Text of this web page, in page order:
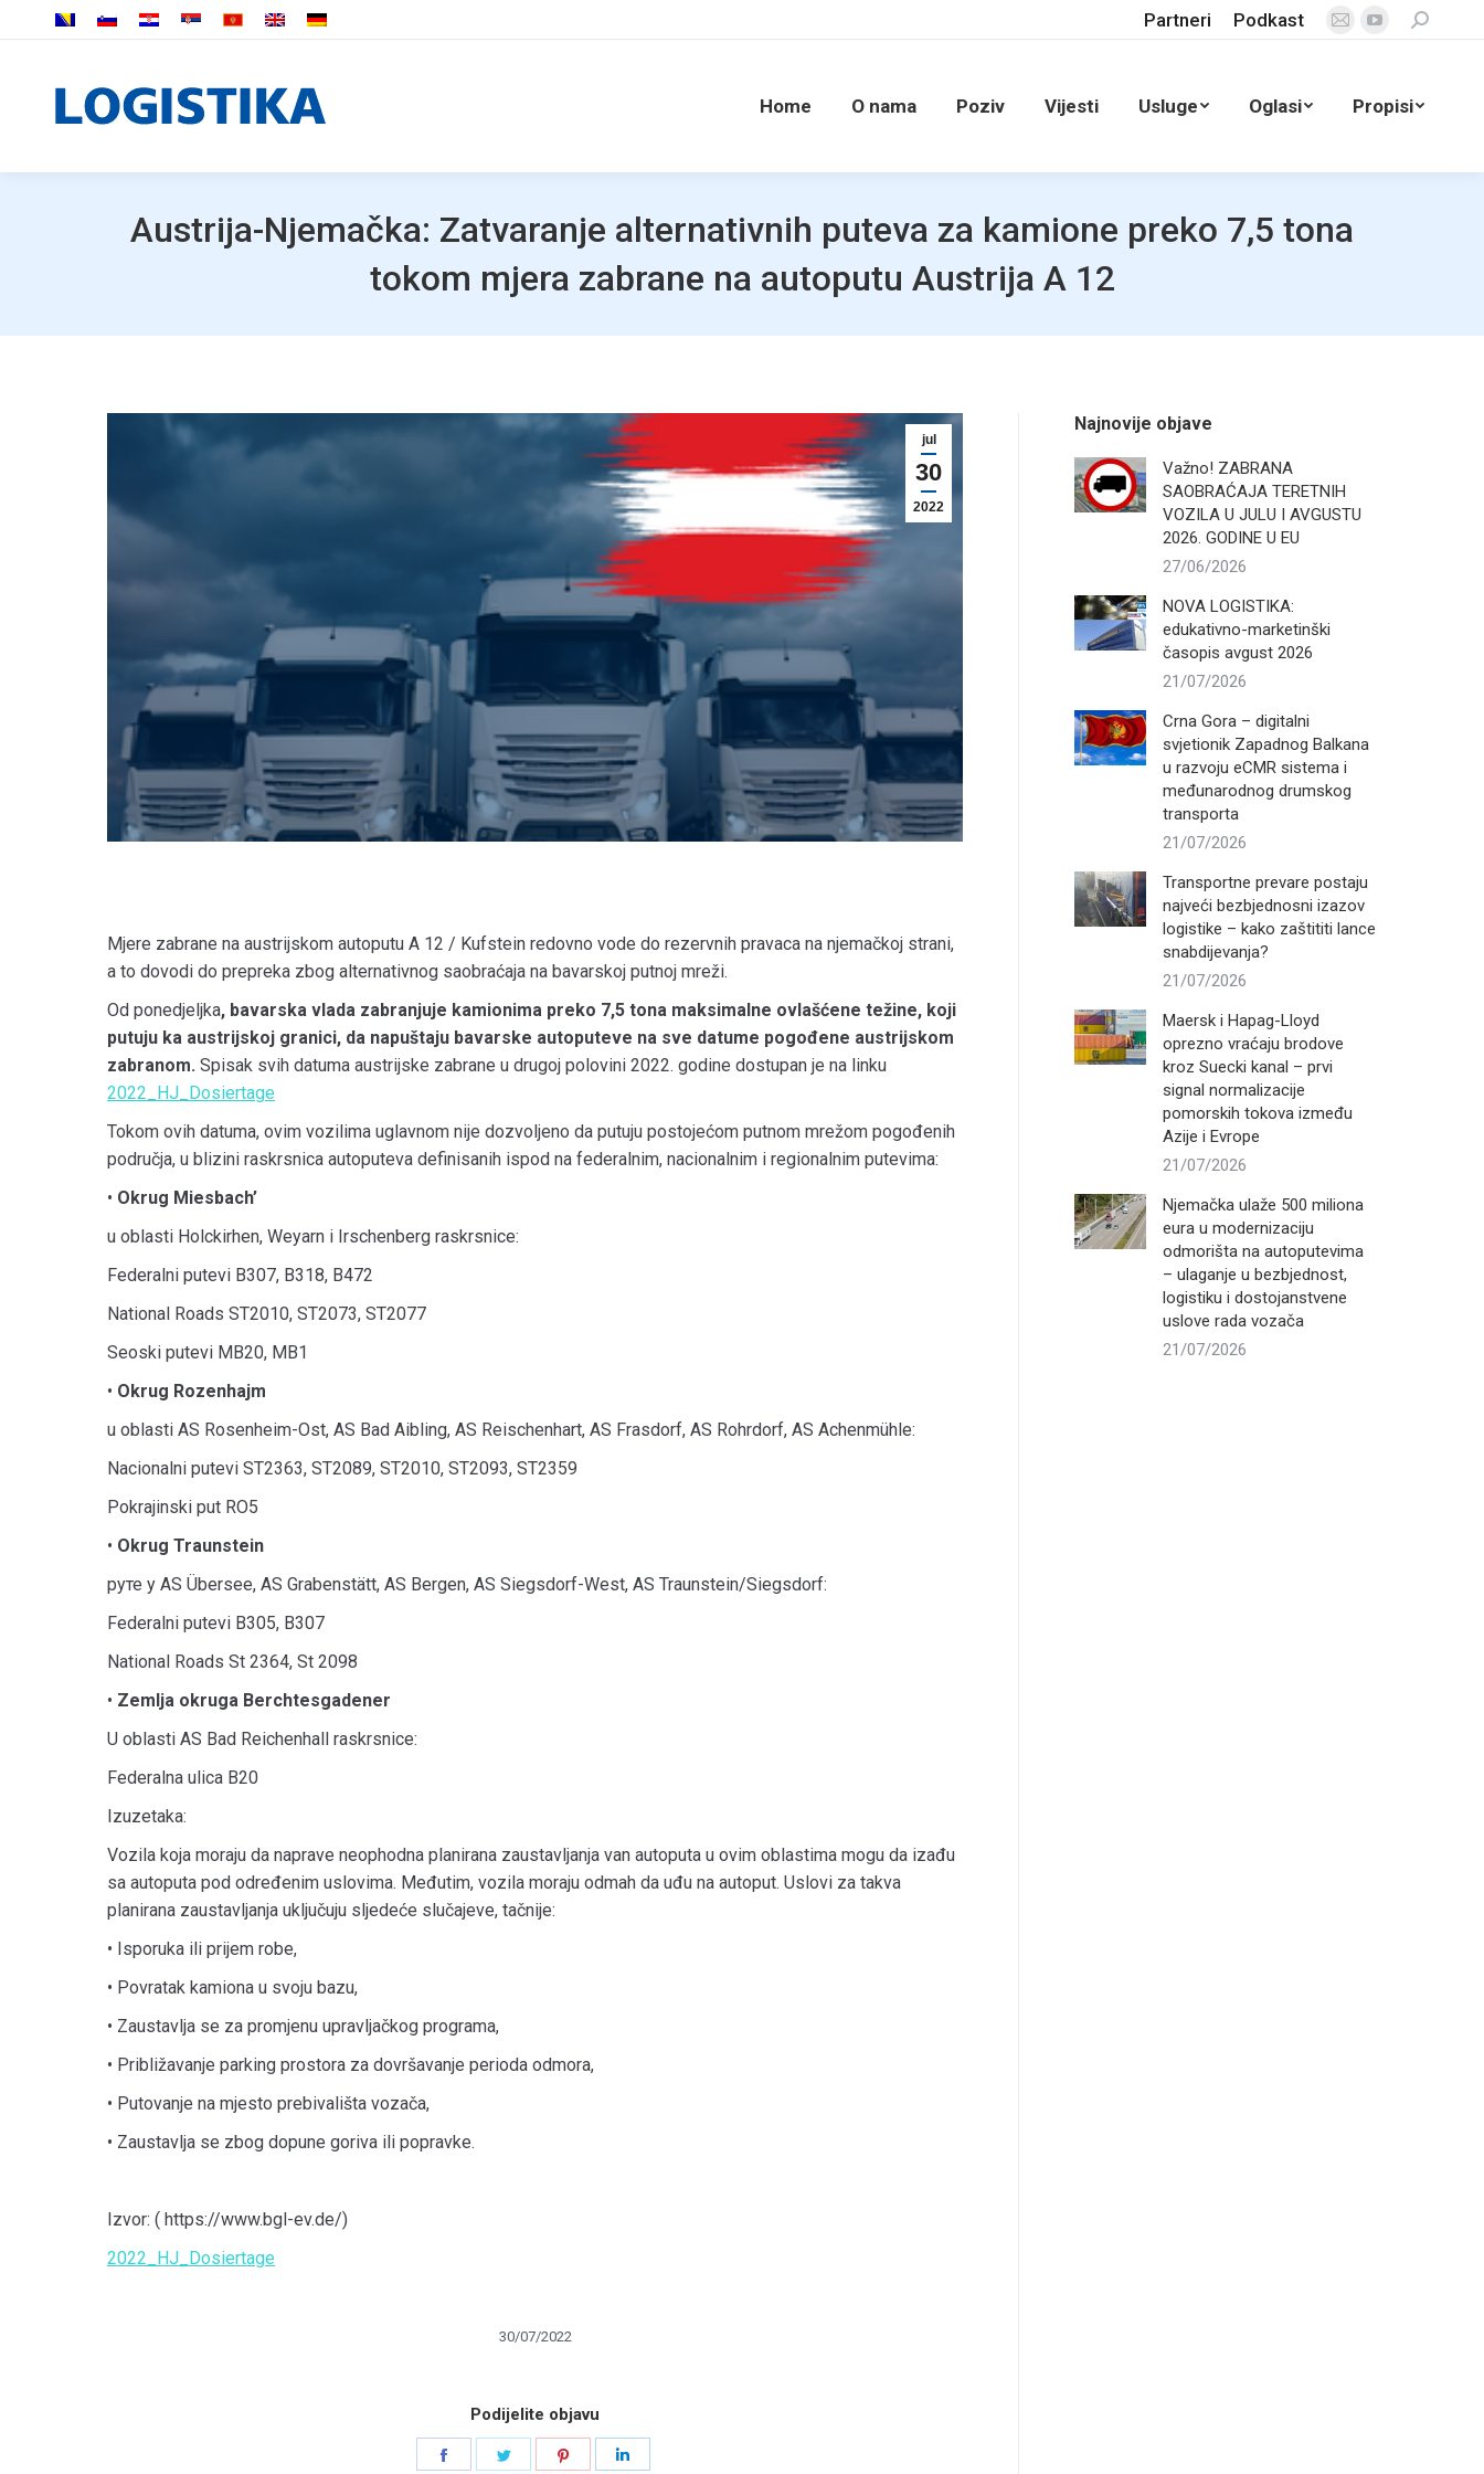
Partneri Podkast
Mail
window
YouTube
in
window
Search:
Home O nama Poziv Vijesti Usluge Oglasi Propisi
Austrija-Njemačka: Zatvaranje alternativnih puteva za kamione preko 7,5 tona
tokom mjera zabrane na autoputu Austrija A 12
jul
30
2022
Mjere zabrane na austrijskom autoputu A 12 / Kufstein redovno vode do rezervnih pravaca na njemačkoj strani,
a to dovodi do prepreka zbog alternativnog saobraćaja na bavarskoj putnoj mreži.
Od ponedjeljka, bavarska vlada zabranjuje kamionima preko 7,5 tona maksimalne ovlašćene težine, koji
putuju ka austrijskoj granici, da napuštaju bavarske autoputeve na sve datume pogođene austrijskom
zabranom. Spisak svih datuma austrijske zabrane u drugoj polovini 2022. godine dostupan je na linku
2022_HJ_Dosiertage
Tokom ovih datuma, ovim vozilima uglavnom nije dozvoljeno da putuju postojećom putnom mrežom pogođenih
područja, u blizini raskrsnica autoputeva definisanih ispod na federalnim, nacionalnim i regionalnim putevima:
• Okrug Miesbach’
u oblasti Holckirhen, Weyarn i Irschenberg raskrsnice:
Federalni putevi B307, B318, B472
National Roads ST2010, ST2073, ST2077
Seoski putevi MB20, MB1
• Okrug Rozenhajm
u oblasti AS Rosenheim-Ost, AS Bad Aibling, AS Reischenhart, AS Frasdorf, AS Rohrdorf, AS Achenmühle:
Nacionalni putevi ST2363, ST2089, ST2010, ST2093, ST2359
Pokrajinski put RO5
• Okrug Traunstein
руте у AS Übersee, AS Grabenstätt, AS Bergen, AS Siegsdorf-West, AS Traunstein/Siegsdorf:
Federalni putevi B305, B307
National Roads St 2364, St 2098
• Zemlja okruga Berchtesgadener
U oblasti AS Bad Reichenhall raskrsnice:
Federalna ulica B20
Izuzetaka:
Vozila koja moraju da naprave neophodna planirana zaustavljanja van autoputa u ovim oblastima mogu da izađu
sa autoputa pod određenim uslovima. Međutim, vozila moraju odmah da uđu na autoput. Uslovi za takva
planirana zaustavljanja uključuju sljedeće slučajeve, tačnije:
• Isporuka ili prijem robe,
• Povratak kamiona u svoju bazu,
• Zaustavlja se za promjenu upravljačkog programa,
• Približavanje parking prostora za dovršavanje perioda odmora,
• Putovanje na mjesto prebivališta vozača,
• Zaustavlja se zbog dopune goriva ili popravke.
Izvor: ( https://www.bgl-ev.de/)
2022_HJ_Dosiertage
30/07/2022
Podijelite objavu
Share
Najnovije objave
Važno! ZABRANA
SAOBRAĆAJA TERETNIH
VOZILA U JULU I AVGUSTU
2026. GODINE U EU
27/06/2026
NOVA LOGISTIKA:
edukativno-marketinški
časopis avgust 2026
21/07/2026
Crna Gora – digitalni
svjetionik Zapadnog Balkana
u razvoju eCMR sistema i
međunarodnog drumskog
transporta
21/07/2026
Transportne prevare postaju
najveći bezbjednosni izazov
logistike – kako zaštititi lance
snabdijevanja?
21/07/2026
Maersk i Hapag-Lloyd
oprezno vraćaju brodove
kroz Suecki kanal – prvi
signal normalizacije
pomorskih tokova između
Azije i Evrope
21/07/2026
Njemačka ulaže 500 miliona
eura u modernizaciju
odmorišta na autoputevima
– ulaganje u bezbjednost,
logistiku i dostojanstvene
uslove rada vozača
21/07/2026